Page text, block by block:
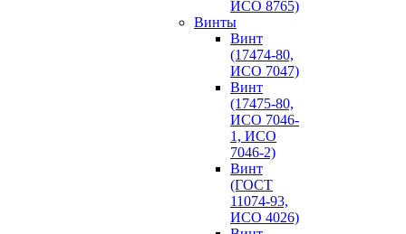
ИСО 8765)
Винты
Винт
(17474-80,
ИСО 7047)
Винт
(17475-80,
ИСО 7046-
1, ИСО
7046-2)
Винт
(ГОСТ
11074-93,
ИСО 4026)